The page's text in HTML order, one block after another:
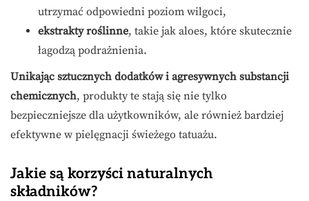
utrzymać odpowiedni poziom wilgoci,
ekstrakty roślinne, takie jak aloes, które skutecznie
łagodzą podrażnienia.
Unikając sztucznych dodatków i agresywnych substancji
chemicznych, produkty te stają się nie tylko
bezpieczniejsze dla użytkowników, ale również bardziej
efektywne w pielęgnacji świeżego tatuażu.
Jakie są korzyści naturalnych
składników?